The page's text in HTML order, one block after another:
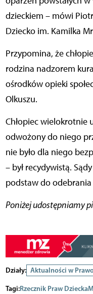
dzieckiem – mówi
Dziecko im. Kamilka
Przypomina, że
rodzina nadzorem
ośrodków opieki
Olkuszu.
Chłopiec wielokrotnie
odwożony do niego
nie było dla niego
– był recydywistą.
podstaw do
Poniżej udostępniamy
Działy: Aktualności w
Tagi:Rzecznik Praw Dziecka